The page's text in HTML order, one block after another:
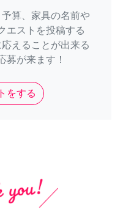
算、家具の名前や
エストを投稿する
えることが出来る
募が来ます！
をする